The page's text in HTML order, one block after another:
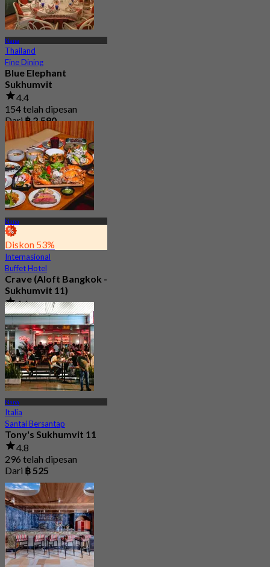
Nana
Thailand
Fine Dining
Blue Elephant
Sukhumvit
4.4
154 telah dipesan
Dari฿ 2,590
Nana
Diskon 53%
Internasional
Buffet Hotel
Crave (Aloft Bangkok -
Sukhumvit 11)
4.6
1.4K telah dipesan
Dari฿ 890
Nana
Italia
Santai Bersantap
Tony's Sukhumvit 11
4.8
296 telah dipesan
Dari ฿ 525